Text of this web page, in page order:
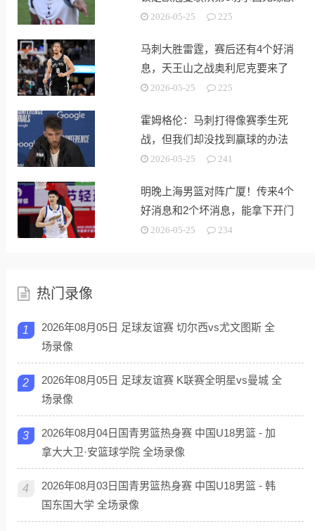
战2026-05-25 225
马刺大胜雷霆，赛后还有4个好消
息，天王山之战奥利尼克要来了
2026-05-25 225
霍姆格伦：马刺打得像赛季生死
战，但我们却没找到赢球的办法
2026-05-25 241
明晚上海男篮对阵广厦！传来4个
好消息和2个坏消息，能拿下开门
红2026-05-25 234
热门录像
1
2026年08月05日 足球友谊赛 切尔西vs尤文图斯 全
场录像
2
2026年08月05日 足球友谊赛 K联赛全明星vs曼城 全
场录像
3
2026年08月04日国青男篮热身赛 中国U18男篮 - 加
拿大大卫·安篮球学院 全场录像
4
2026年08月03日国青男篮热身赛 中国U18男篮 - 韩
国东国大学 全场录像